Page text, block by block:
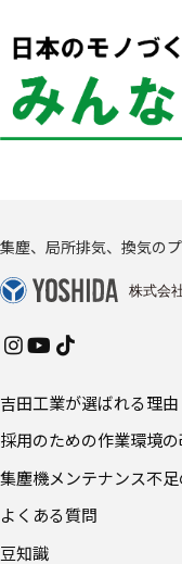
集塵、局所排気、換気の
吉田工業が選ばれる理由
採用のための作業環境
集塵機メンテナンス不
よくある質問
豆知識